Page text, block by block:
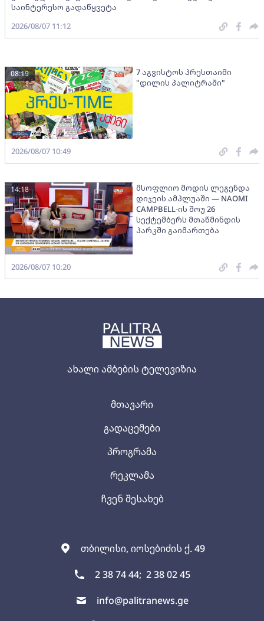
ახალი ამბების ტელევიზია
თბილისი, იოსებიძის ქ. 49
2 38 74 44; 2 38 02 45
info@palitranews.ge
მთავარი
გადაცემები
პროგრამა
რეკლამა
ჩვენ შესახებ
საინტერესო გადაწყვეტა
2026/08/07 11:12
7 აგვისტოს პრესთაიმი
"დილის პალიტრაში"
08:19
2026/08/07 10:49
მსოფლიო მოდის ლეგენდა
დიჯეის ამპლუაში — NAOMI
CAMPBELL-ის შოუ 26
სექტემბერს მთაწმინდის
პარკში გაიმართება
14:18
2026/08/07 10:20